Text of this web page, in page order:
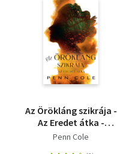
Az Örökláng szikrája -
Az Eredet átka -
(Különleges kiadás)
Penn Cole